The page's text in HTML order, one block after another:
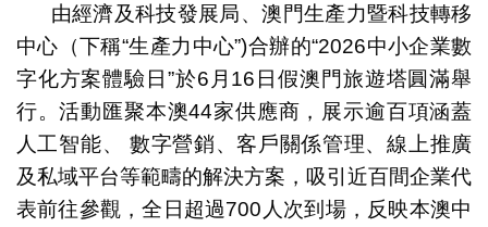
由經濟及科技發展局、澳門生產力暨科技轉移
中心（下稱“生產力中心”)合辦的“2026中小企業數
字化方案體驗日”於6月16日假澳門旅遊塔圓滿舉
行。活動匯聚本澳44家供應商，展示逾百項涵蓋
人工智能、 數字營銷、客戶關係管理、線上推廣
及私域平台等範疇的解決方案，吸引近百間企業代
表前往參觀，全日超過700人次到場，反映本澳中